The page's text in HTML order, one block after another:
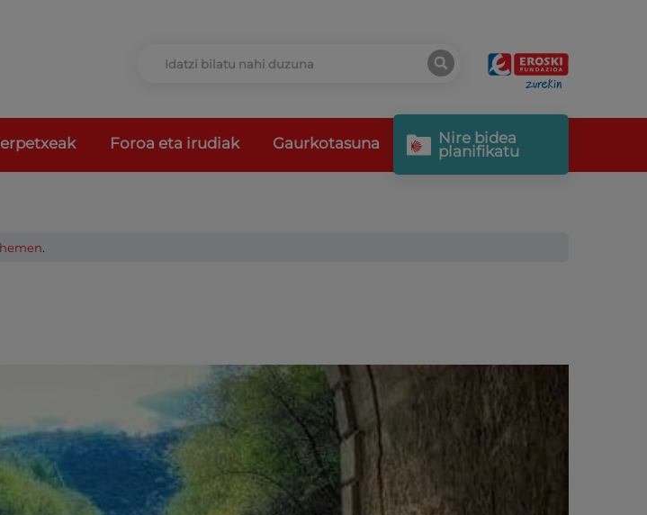
Foroa eta irudiak Gaurkotasuna Nire bidea
planifikatu
hemen.